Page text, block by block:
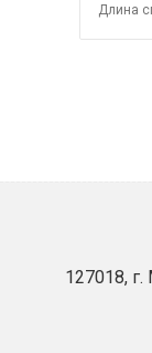
Длина
127018,